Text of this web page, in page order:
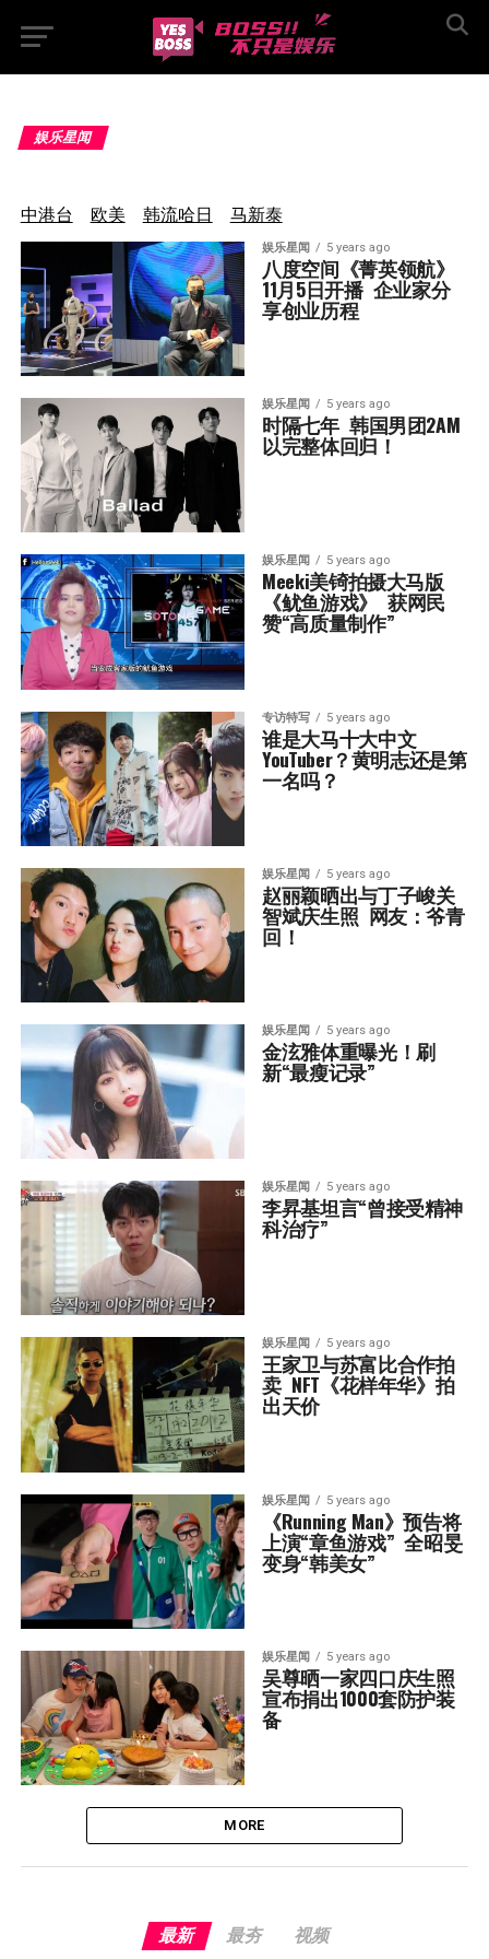
娱乐星闻
中港台 欧美 韩流哈日 马新泰
娱乐星闻 5 years ago
八度空间《菁英领航》
11月5日开播  企业家分
享创业历程
娱乐星闻 5 years ago
时隔七年  韩国男团2AM
以完整体回归！
娱乐星闻 5 years ago
Meeki美锜拍摄大马版
《鱿鱼游戏》  获网民
赞“高质量制作”
专访特写 5 years ago
谁是大马十大中文
YouTuber？黄明志还是第
一名吗？
娱乐星闻 5 years ago
赵丽颖晒出与丁子峻关
智斌庆生照  网友：爷青
回！
娱乐星闻 5 years ago
金泫雅体重曝光！刷
新“最瘦记录”
娱乐星闻 5 years ago
李昇基坦言“曾接受精神
科治疗”
娱乐星闻 5 years ago
王家卫与苏富比合作拍
卖  NFT《花样年华》拍
出天价
娱乐星闻 5 years ago
《Running Man》预告将
上演“章鱼游戏”  全昭旻
变身“韩美女”
娱乐星闻 5 years ago
吴尊晒一家四口庆生照
宣布捐出1000套防护装
备
MORE
最新 最夯 视频